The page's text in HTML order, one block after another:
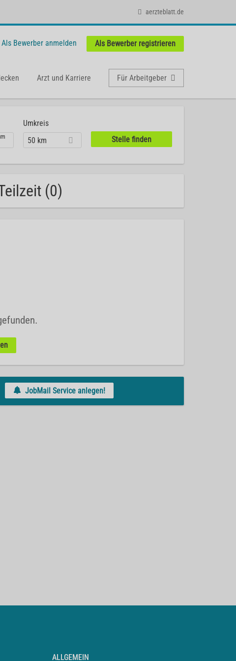
aerzteblatt.de
Als Bewerber anmelden Als Bewerber registrieren
Arzt und Karriere Für Arbeitgeber
Umkreis
50 km
(0)
JobMail Service anlegen!
ALLGEMEIN